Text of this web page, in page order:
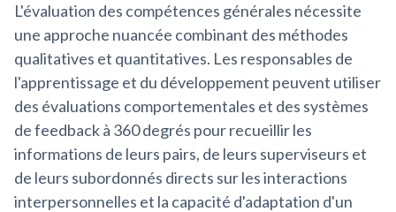
L'évaluation des compétences générales nécessite
une approche nuancée combinant des méthodes
qualitatives et quantitatives. Les responsables de
l'apprentissage et du développement peuvent utiliser
des évaluations comportementales et des systèmes
de feedback à 360 degrés pour recueillir les
informations de leurs pairs, de leurs superviseurs et
de leurs subordonnés directs sur les interactions
interpersonnelles et la capacité d'adaptation d'un